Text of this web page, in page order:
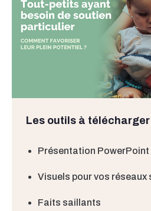
Les outils à télécharger
Présentation PowerPoint
Visuels pour vos réseaux
Faits saillants